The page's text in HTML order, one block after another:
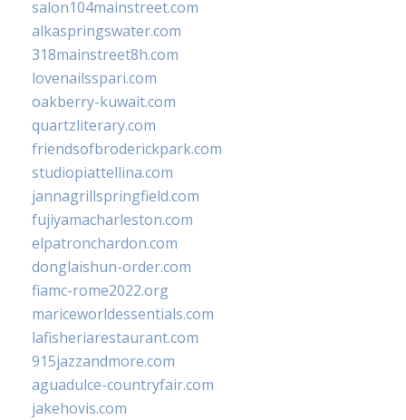
salon104mainstreet.com
alkaspringswater.com
318mainstreet8h.com
lovenailsspari.com
oakberry-kuwait.com
quartzliterary.com
friendsofbroderickpark.com
studiopiattellina.com
jannagrillspringfield.com
fujiyamacharleston.com
elpatronchardon.com
donglaishun-order.com
fiamc-rome2022.org
mariceworldessentials.com
lafisheriarestaurant.com
915jazzandmore.com
aguadulce-countryfair.com
jakehovis.com